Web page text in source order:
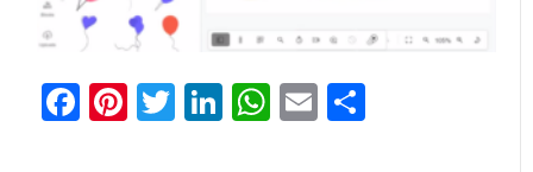
Facebook
Pinterest
Twitter
LinkedIn
WhatsApp
Email